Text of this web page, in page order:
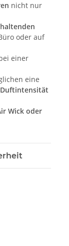
nicht nur
oder auf
einer
eine
Wick oder